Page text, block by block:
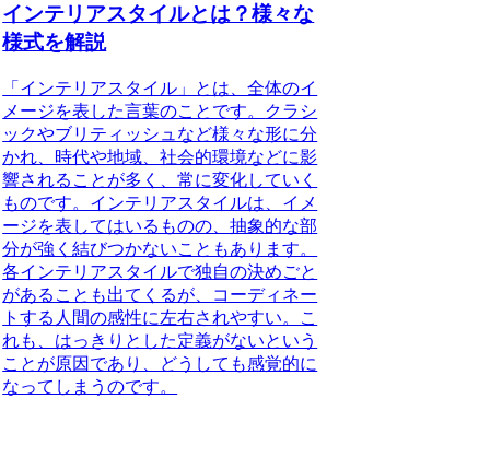
インテリアスタイルとは？様々な
様式を解説
「インテリアスタイル」とは、全体のイ
メージを表した言葉のことです。
クラシ
ックやブリティッシュなど様々な形に分
かれ、時代や地域、社会的環境などに影
響されることが多く、常に変化していく
ものです。インテリアスタイルは、イメ
ージを表してはいるものの、抽象的な部
分が強く結びつかないこともあります。
各インテリアスタイルで独自の決めごと
があることも出てくるが、コーディネー
トする人間の感性に左右されやすい。こ
れも、はっきりとした定義がないという
ことが原因であり、どうしても感覚的に
なってしまうのです。